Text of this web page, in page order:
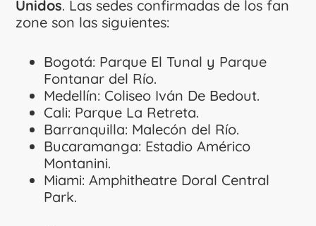
Unidos. Las sedes confirmadas de los fan
zone son las siguientes:
Bogotá: Parque El Tunal y Parque
Fontanar del Río.
Medellín: Coliseo Iván De Bedout.
Cali: Parque La Retreta.
Barranquilla: Malecón del Río.
Bucaramanga: Estadio Américo
Montanini.
Miami: Amphitheatre Doral Central
Park.